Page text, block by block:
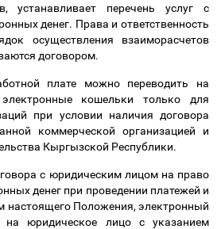
устанавливает перечень услуг с
денег. Права и ответственность
осуществления взаиморасчетов
договором.
плате можно переводить на
электронные кошельки только для
при условии наличия договора
коммерческой организацией и
Кыргызской Республики.
с юридическим лицом на право
денег при проведении платежей и
настоящего Положения, электронный
на юридическое лицо с указанием